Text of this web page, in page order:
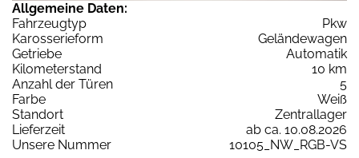
Allgemeine Daten:
Fahrzeugtyp
Pkw
Karosserieform
Geländewagen
Getriebe
Automatik
Kilometerstand
10 km
Anzahl der Türen
5
Farbe
Weiß
Standort
Zentrallager
Lieferzeit
ab ca. 10.08.2026
Unsere Nummer
10105_NW_RGB-VS